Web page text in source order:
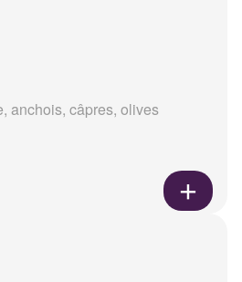
anchois, câpres, olives